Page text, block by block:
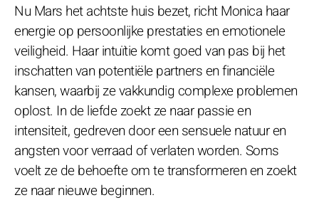
Nu Mars het achtste huis bezet, richt Monica haar
energie op persoonlijke prestaties en emotionele
veiligheid. Haar intuïtie komt goed van pas bij het
inschatten van potentiële partners en financiële
kansen, waarbij ze vakkundig complexe problemen
oplost. In de liefde zoekt ze naar passie en
intensiteit, gedreven door een sensuele natuur en
angsten voor verraad of verlaten worden. Soms
voelt ze de behoefte om te transformeren en zoekt
ze naar nieuwe beginnen.